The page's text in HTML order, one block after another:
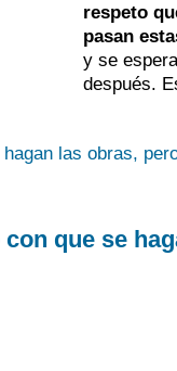
respeto
pasan
y se
después.
que se